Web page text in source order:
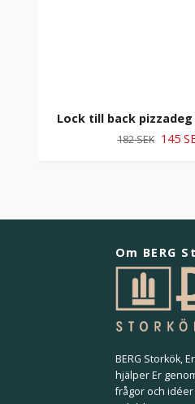
Lock till back pizzadeg
182 SEK 145
Om BERG
BERG Storkök,
hjälper Er
frågor och